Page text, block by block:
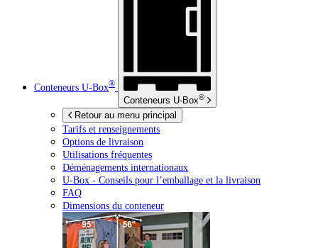
Conteneurs U-Box®
Conteneurs U-Box®
Retour au menu principal
Tarifs et renseignements
Options de livraison
Utilisations fréquentes
Déménagements internationaux
U-Box - Conseils pour l’emballage et la livraison
FAQ
Dimensions du conteneur